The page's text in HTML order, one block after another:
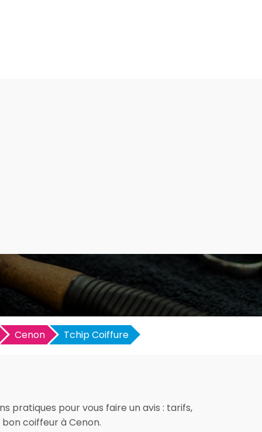
Cenon Tchip Coiffure
pratiques pour vous faire un avis : tarifs,
coiffeur à Cenon.